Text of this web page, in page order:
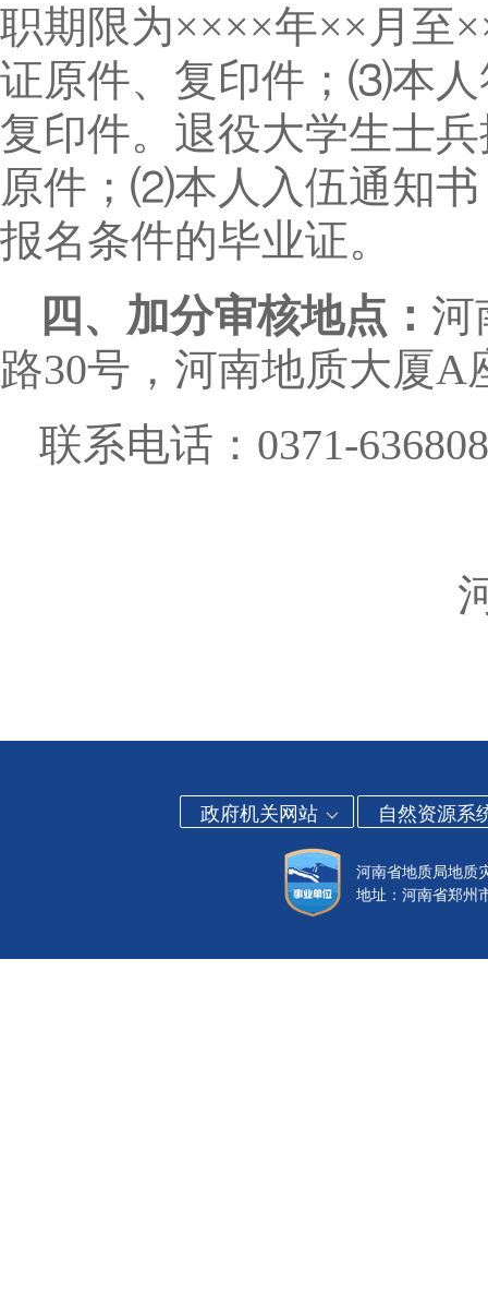
职期限为××××年××月至
证原件、复印件；⑶本
复印件。退役大学生士
原件；⑵本人入伍通知
报名条件的毕业证。
四、加分审核地点： 河
路30号，河南地质大厦A
联系电话：0371-
政府机关网站 自然资源系
河南省地质局地
地址：河南省郑州